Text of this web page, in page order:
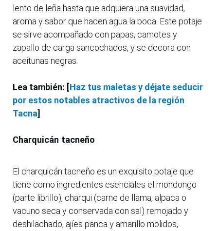
lento de leña hasta que adquiera una suavidad,
aroma y sabor que hacen agua la boca. Este potaje
se sirve acompañado con papas, camotes y
zapallo de carga sancochados, y se decora con
aceitunas negras.
Lea también: [Haz tus maletas y déjate seducir
por estos notables atractivos de la región
Tacna]
Charquicán tacneño
El charquicán tacneño es un exquisito potaje que
tiene como ingredientes esenciales el mondongo
(parte librillo), charqui (carne de llama, alpaca o
vacuno seca y conservada con sal) remojado y
deshilachado, ajíes panca y amarillo molidos,